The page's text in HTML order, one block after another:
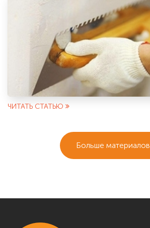
ЧИТАТЬ СТАТЬЮ
Больше материалов